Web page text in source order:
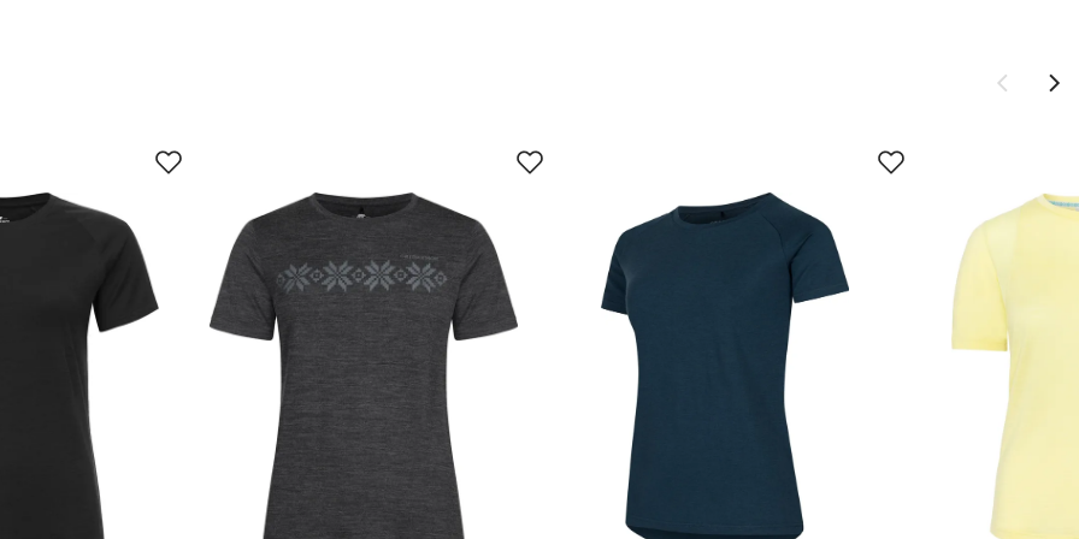
Det er alltid greit med litt hjelp. For mer detaljert info om hvordan
størrelse (åpner ny side)
28. jun. 11. jul. 24. jul.
Ny pris
1 100,-
900,-